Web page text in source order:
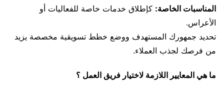
المناسبات الخاصة: كإطلاق خدمات خاصة للفعاليات أو
الأعراس.
تحديد جمهورك المستهدف ووضع خطط تسويقية مخصصة يزيد
من فرصك لجذب العملاء.
ما هي المعايير اللازمة لاختيار فريق العمل ؟